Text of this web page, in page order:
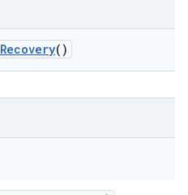
Recovery()